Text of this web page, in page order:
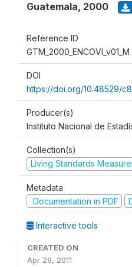
Guatemala, 2000
Reference ID
GTM_2000_ENCOVI_v01_M
DOI
https://doi.org/10.48529/
Producer(s)
Instituto Nacional de
Collection(s)
Living Standards
Metadata
Documentation in PDF
Interactive tools
CREATED ON
Apr 29, 2011